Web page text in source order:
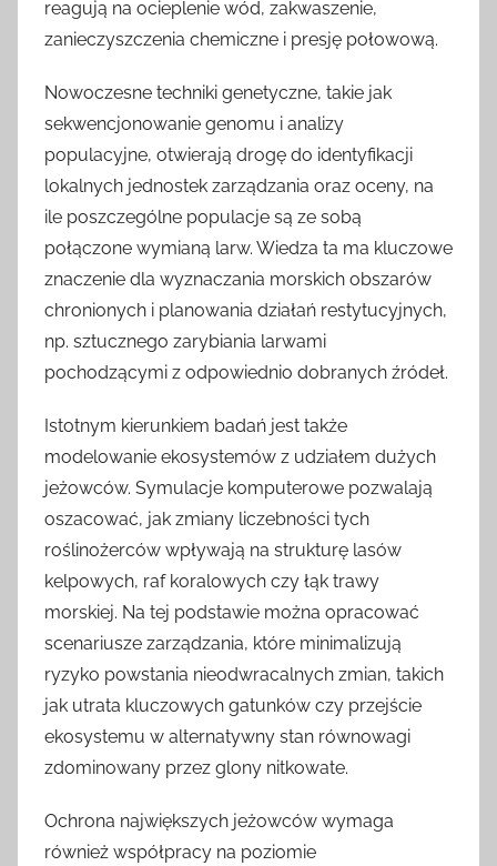
reagują na ocieplenie wód, zakwaszenie,
zanieczyszczenia chemiczne i presję połowową.
Nowoczesne techniki genetyczne, takie jak
sekwencjonowanie genomu i analizy
populacyjne, otwierają drogę do identyfikacji
lokalnych jednostek zarządzania oraz oceny, na
ile poszczególne populacje są ze sobą
połączone wymianą larw. Wiedza ta ma kluczowe
znaczenie dla wyznaczania morskich obszarów
chronionych i planowania działań restytucyjnych,
np. sztucznego zarybiania larwami
pochodzącymi z odpowiednio dobranych źródeł.
Istotnym kierunkiem badań jest także
modelowanie ekosystemów z udziałem dużych
jeżowców. Symulacje komputerowe pozwalają
oszacować, jak zmiany liczebności tych
roślinożerców wpływają na strukturę lasów
kelpowych, raf koralowych czy łąk trawy
morskiej. Na tej podstawie można opracować
scenariusze zarządzania, które minimalizują
ryzyko powstania nieodwracalnych zmian, takich
jak utrata kluczowych gatunków czy przejście
ekosystemu w alternatywny stan równowagi
zdominowany przez glony nitkowate.
Ochrona największych jeżowców wymaga
również współpracy na poziomie